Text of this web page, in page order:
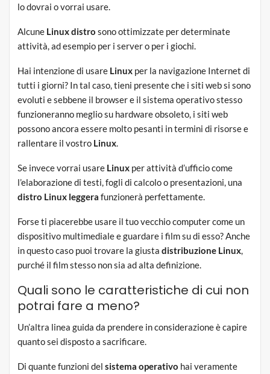
lo dovrai o vorrai usare.
Alcune Linuxdistro sono ottimizzate per determinate
attività, ad esempio per i server o per i giochi.
Hai intenzione di usare Linux per la navigazione Internet di
tutti i giorni? In tal caso, tieni presente che i siti web si sono
evoluti e sebbene il browser e il sistema operativo stesso
funzioneranno meglio su hardware obsoleto, i siti web
possono ancora essere molto pesanti in termini di risorse e
rallentare il vostro Linux.
Se invece vorrai usare Linux per attività d’ufficio come
l’elaborazione di testi, fogli di calcolo o presentazioni, una
distro Linux leggera funzionerà perfettamente.
Forse ti piacerebbe usare il tuo vecchio computer come un
dispositivo multimediale e guardare i film su di esso? Anche
in questo caso puoi trovare la giusta distribuzione Linux,
purché il film stesso non sia ad alta definizione.
Quali sono le caratteristiche di cui non
potrai fare a meno?
Un’altra linea guida da prendere in considerazione è capire
quanto sei disposto a sacrificare.
Di quante funzioni del sistema operativo hai veramente